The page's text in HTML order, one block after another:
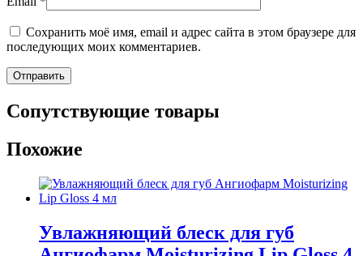
Сохранить моё имя, email и адрес сайта в этом браузере для
последующих моих комментариев.
Сопутствующие товары
Похожие
Увлажняющий блеск для губ